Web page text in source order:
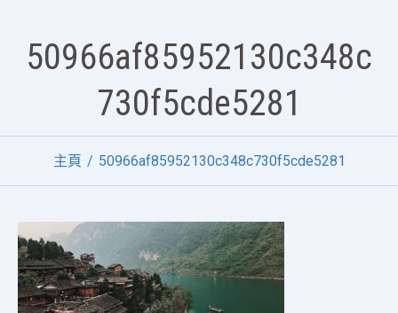
50966af85952130c348c
730f5cde5281
主頁 50966af85952130c348c730f5cde5281